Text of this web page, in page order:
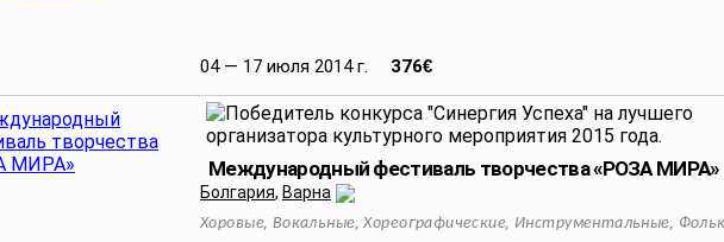
04 — 17 июля 2014 г. 376€
Международный фестиваль творчества «РОЗА МИРА»
Болгария, Варна
Хоровые, Вокальные,Хореографические, Инструментальные,